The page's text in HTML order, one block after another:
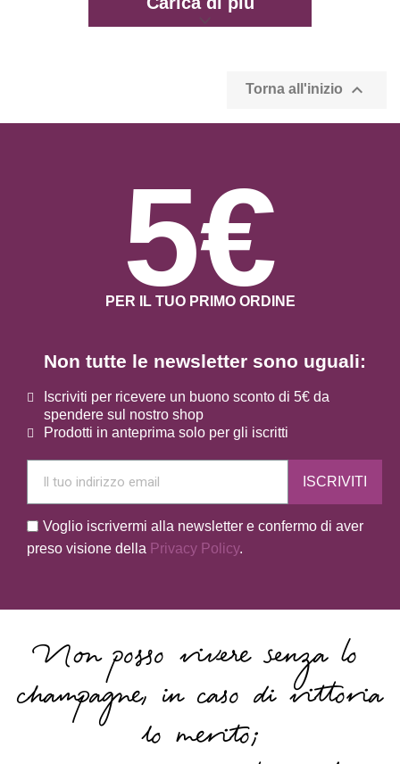
Torna all'inizio 
Non tutte le newsletter sono uguali:
Iscriviti per ricevere un buono sconto di 5€ da
spendere sul nostro shop
Prodotti in anteprima solo per gli iscritti
ISCRIVITI
Voglio iscrivermi alla newsletter e confermo di aver
preso visione della Privacy Policy.
5€
PER IL TUO PRIMO ORDINE
Non posso vivere senza lo
champagne, in caso di vittoria
lo merito;